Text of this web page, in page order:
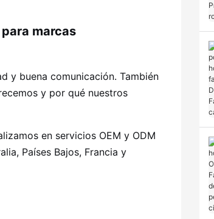
marcas
y buena comunicación. También
y por qué nuestros
en servicios OEM y ODM
Países Bajos, Francia y